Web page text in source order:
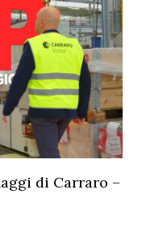
di Carraro –